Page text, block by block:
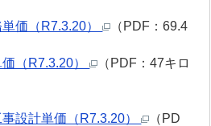
価（R7.3.20）
（PDF：69.4
価（R7.3.20）
（PDF：47キロ
設計単価（R7.3.20）
（PD